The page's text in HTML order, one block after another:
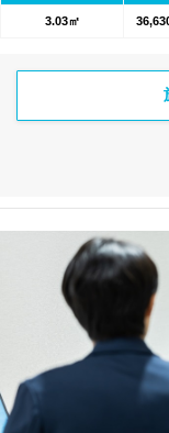
3.03㎡